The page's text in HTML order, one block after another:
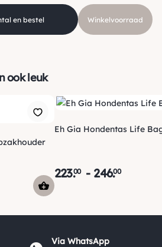
code van ons zodat je je
en bestel Winkelvoorraad
ook leuk
Eh Gia Hondentas Life
223.00 - 246.00
Via WhatsApp